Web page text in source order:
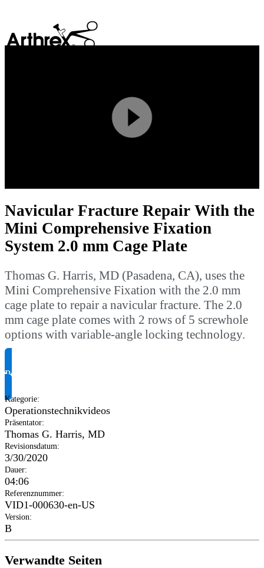
Play
Video
Navicular Fracture Repair With the
Mini Comprehensive Fixation
System 2.0 mm Cage Plate
Thomas G. Harris, MD (Pasadena, CA), uses the
Mini Comprehensive Fixation with the 2.0 mm
cage plate to repair a navicular fracture. The 2.0
mm cage plate comes with 2 rows of 5 screwhole
options with variable-angle locking technology.
Produktinformationen anfragen
Kategorie:
Operationstechnikvideos
Präsentator:
Thomas G. Harris, MD
Revisionsdatum:
3/30/2020
Dauer:
04:06
Referenznummer:
VID1-000630-en-US
Version:
B
Verwandte Seiten